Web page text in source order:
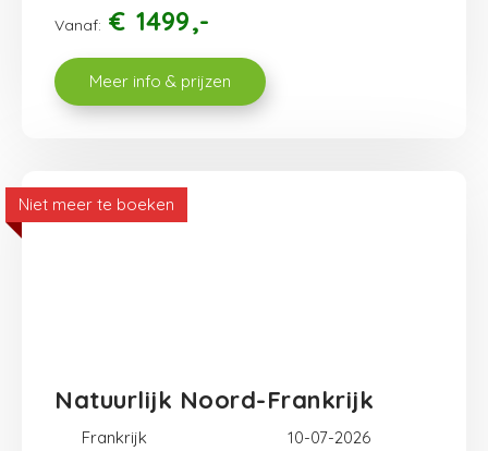
Vanaf: € 1499
Meer info & prijzen
Natuurlijk Noord-Frankrijk
10-07-2026
Frankrijk
Niet meer te boeken